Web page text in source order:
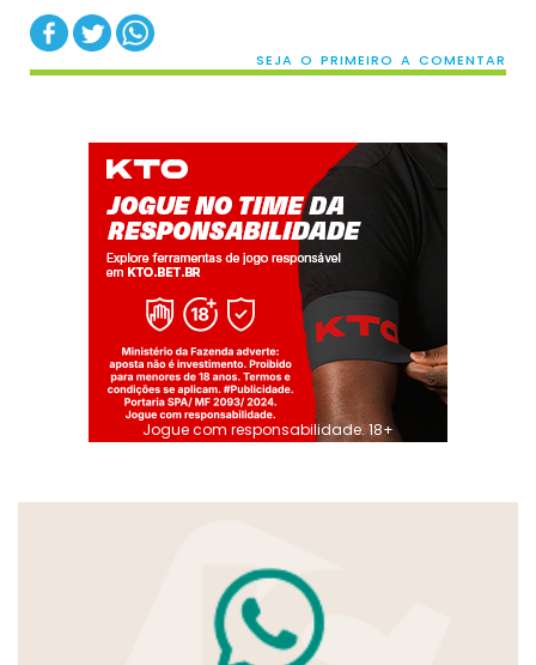
SEJA O PRIMEIRO A COMENTAR
Jogue com responsabilidade. 18+